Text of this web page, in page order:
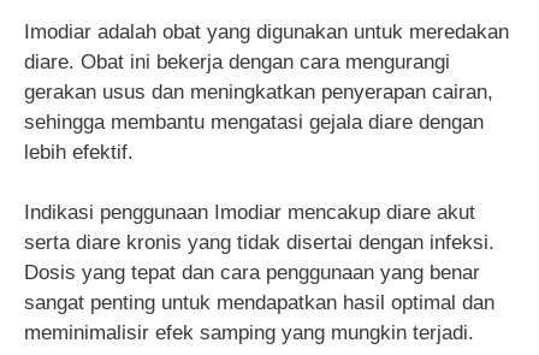
Imodiar adalah obat yang digunakan untuk meredakan
diare. Obat ini bekerja dengan cara mengurangi
gerakan usus dan meningkatkan penyerapan cairan,
sehingga membantu mengatasi gejala diare dengan
lebih efektif.
Indikasi penggunaan Imodiar mencakup diare akut
serta diare kronis yang tidak disertai dengan infeksi.
Dosis yang tepat dan cara penggunaan yang benar
sangat penting untuk mendapatkan hasil optimal dan
meminimalisir efek samping yang mungkin terjadi.